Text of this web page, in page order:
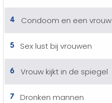
4 Condoom en een vrouw
5 Sex lust bij vrouwen
6 Vrouw kijkt in de spiegel
7 Dronken mannen